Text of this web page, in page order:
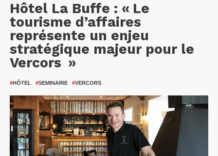
Hôtel La Buffe : « Le
tourisme d’affaires
représente un enjeu
stratégique majeur pour le
Vercors »
#HÔTEL #SEMINAIRE #VERCORS